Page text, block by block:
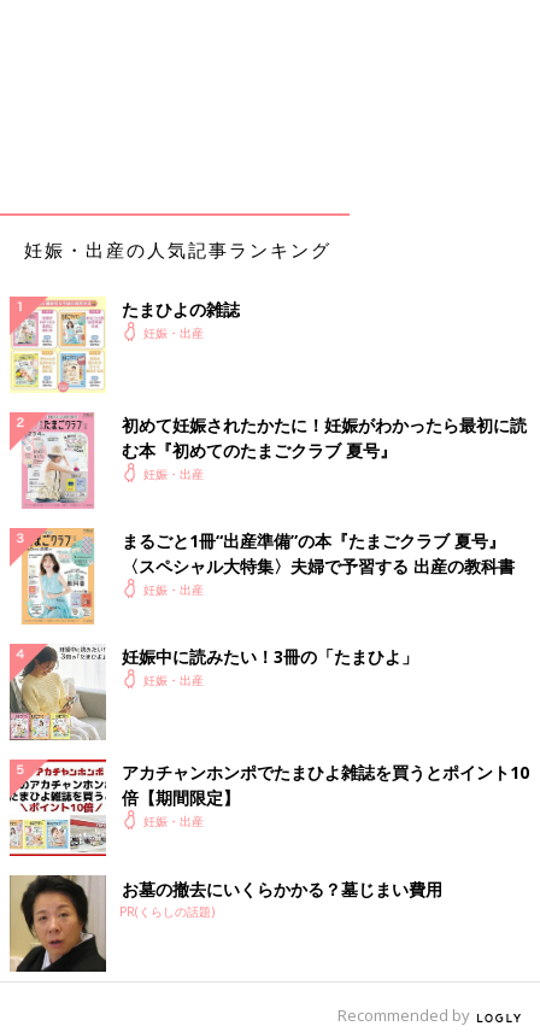
妊娠・出産の人気記事ランキング
たまひよの雑誌
妊娠・出産
初めて妊娠されたかたに！妊娠がわかったら最初に読
む本『初めてのたまごクラブ 夏号』
妊娠・出産
まるごと1冊“出産準備”の本『たまごクラブ 夏号』
〈スペシャル大特集〉夫婦で予習する 出産の教科書
妊娠・出産
妊娠中に読みたい！3冊の「たまひよ」
妊娠・出産
アカチャンホンポでたまひよ雑誌を買うとポイント10
倍【期間限定】
妊娠・出産
お墓の撤去にいくらかかる？墓じまい費用
PR(くらしの話題)
Recommended by